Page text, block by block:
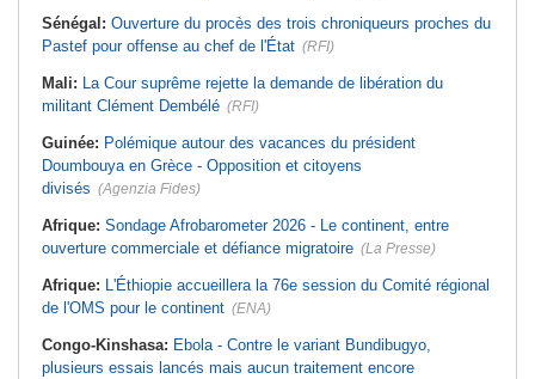
Sénégal: Ouverture du procès des trois chroniqueurs proches du
Pastef pour offense au chef de l'État (RFI)
Mali: La Cour suprême rejette la demande de libération du
militant Clément Dembélé (RFI)
Guinée: Polémique autour des vacances du président
Doumbouya en Grèce - Opposition et citoyens
divisés (Agenzia Fides)
Afrique: Sondage Afrobarometer 2026 - Le continent, entre
ouverture commerciale et défiance migratoire (La Presse)
Afrique: L'Éthiopie accueillera la 76e session du Comité régional
de l'OMS pour le continent (ENA)
Congo-Kinshasa: Ebola - Contre le variant Bundibugyo,
plusieurs essais lancés mais aucun traitement encore